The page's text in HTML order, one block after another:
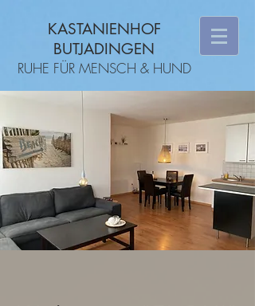
KASTANIENHOF
BUTJADINGEN
RUHE FÜR MENSCH & HUND